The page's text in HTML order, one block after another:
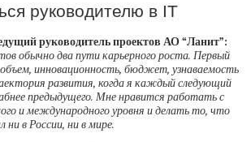
руководителю в IT
руководитель проектов АО “Ланит”:
обычно два пути карьерного роста. Первый
инновационность, бюджет, узнаваемость
развития, когда я каждый следующий
предыдущего. Мне нравится работать с
и международного уровня и делать то, что
ни в России, ни в мире.